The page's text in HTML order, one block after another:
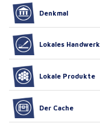
Denkmal
Lokales Handwerk
Lokale Produkte
Der Cache